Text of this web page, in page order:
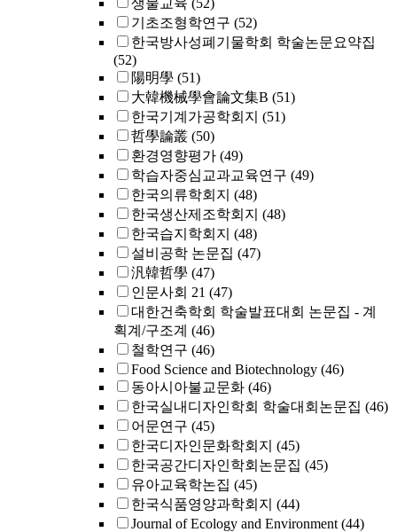
생물교육 (52)
기초조형학연구 (52)
한국방사성폐기물학회 학술논문요약집
(52)
陽明學 (51)
大韓機械學會論文集B (51)
한국기계가공학회지 (51)
哲學論叢 (50)
환경영향평가 (49)
학습자중심교과교육연구 (49)
한국의류학회지 (48)
한국생산제조학회지 (48)
한국습지학회지 (48)
설비공학 논문집 (47)
汎韓哲學 (47)
인문사회 21 (47)
대한건축학회 학술발표대회 논문집 - 계
획계/구조계 (46)
철학연구 (46)
Food Science and Biotechnology (46)
동아시아불교문화 (46)
한국실내디자인학회 학술대회논문집 (46)
어문연구 (45)
한국디자인문화학회지 (45)
한국공간디자인학회논문집 (45)
유아교육학논집 (45)
한국식품영양과학회지 (44)
Journal of Ecology and Environment (44)